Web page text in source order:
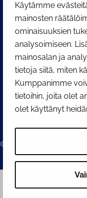
Käytämme
mainosten
ominaisuuksien
analysoimiseen.
mainosalan ja
tietoja siitä, miten
Kumppanimme
tietoihin, joita olet
olet käyttänyt
© 2026 Tornion kaupunki